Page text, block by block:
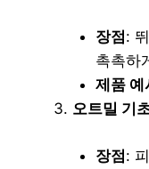
장점:
촉촉하
제품 예
오트밀 기
장점: